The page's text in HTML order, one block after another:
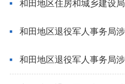
和田地区住房和城乡建设
和田地区退役军人事务局
和田地区退役军人事务局